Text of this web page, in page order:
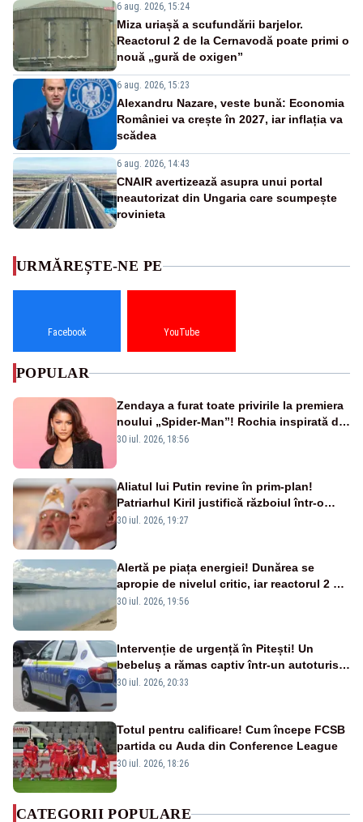
6 aug. 2026, 15:24
Miza uriașă a scufundării barjelor.
Reactorul 2 de la Cernavodă poate primi o
nouă „gură de oxigen”
6 aug. 2026, 15:23
Alexandru Nazare, veste bună: Economia
României va crește în 2027, iar inflația va
scădea
6 aug. 2026, 14:43
CNAIR avertizează asupra unui portal
neautorizat din Ungaria care scumpește
rovinieta
URMĂREȘTE-NE PE
Facebook YouTube
POPULAR
Zendaya a furat toate privirile la premiera
noului „Spider-Man”! Rochia inspirată de
pânza de păianjen a făcut senzație
30 iul. 2026, 18:56
Aliatul lui Putin revine în prim-plan!
Patriarhul Kiril justifică războiul într-o
nouă carte
30 iul. 2026, 19:27
Alertă pe piața energiei! Dunărea se
apropie de nivelul critic, iar reactorul 2 de
la Cernavodă ar putea fi oprit
30 iul. 2026, 19:56
Intervenție de urgență în Pitești! Un
bebeluș a rămas captiv într-un autoturism
din cauza unei defecțiuni
30 iul. 2026, 20:33
Totul pentru calificare! Cum începe FCSB
partida cu Auda din Conference League
30 iul. 2026, 18:26
CATEGORII POPULARE